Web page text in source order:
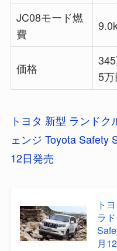
JC08モード燃
費
価格
5万
トヨタ 新型 ランド
ェンジ Toyota Safety
12日発売
ト
ラ
月